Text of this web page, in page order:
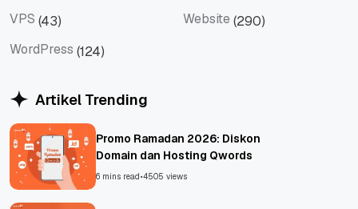
VPS (43) Website (290)
WordPress (124)
Artikel Trending
Promo Ramadan 2026: Diskon
Domain dan Hosting Qwords
6 mins read•4505 views